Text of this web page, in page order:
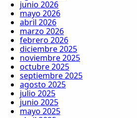
junio 2026
mayo 2026
abril 2026
marzo 2026
febrero 2026
diciembre 2025
noviembre 2025
octubre 2025
septiembre 2025
agosto 2025
julio 2025
junio 2025
mayo 2025